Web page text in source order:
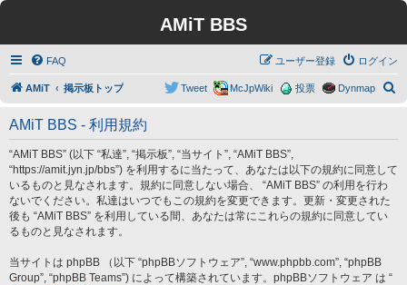
AMiT BBS
FAQ ログイン
ユーザー登録
AMiT 掲示板トップ Dynmap
投票
McJpWiki
Tweet
AMiT BBS - 利用規約
“AMiT BBS” (以下 “私達”, “掲示板”, “当サイト”, “AMiT BBS”,
“https://amit.jyn.jp/bbs”) を利用するに当たって、あなたは以下の規約に同意して
いるものと見なされます。規約に同意しない場合、 “AMiT BBS” の利用を行わ
ないでください。私達はいつでもこの規約を変更できます。更新・変更された
後も “AMiT BBS” を利用している間、あなたは常にこれらの規約に同意してい
るものと見なされます。
当サイトは phpBB （以下 “phpBBソフトウェア”, “www.phpbb.com”, “phpBB
Group”, “phpBB Teams”) によって構築されています。phpBBソフトウェア は “